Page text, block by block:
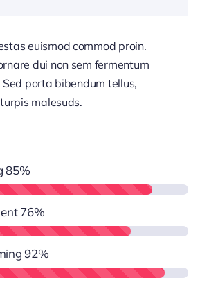
euismod commod proin.
dui non sem fermentum
porta bibendum tellus,
malesuds.
85%
76%
92%